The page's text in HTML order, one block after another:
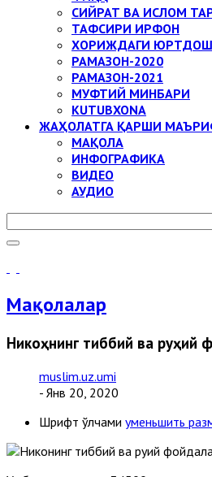
СИЙРАТ ВА ИСЛОМ
ТАФСИРИ ИРФОН
ХОРИЖДАГИ
РАМАЗОН-2020
РАМАЗОН-2021
МУФТИЙ МИНБАРИ
KUTUBXONA
ЖАҲОЛАТГА ҚАРШИ
МАҚОЛА
ИНФОГРАФИКА
ВИДЕО
АУДИО
Мақолалар
Никоҳнинг тиббий ва руҳий
muslim.uz.umi
- Янв 20, 2020
Шрифт ўлчами уменьшить